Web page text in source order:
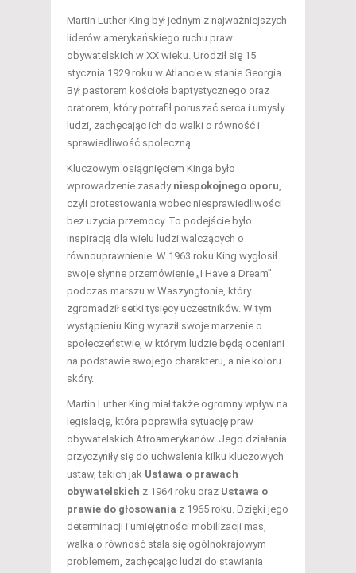
Martin Luther King był jednym z najważniejszych
liderów amerykańskiego ruchu praw
obywatelskich w XX wieku. Urodził się 15
stycznia 1929 roku w Atlancie w stanie Georgia.
Był pastorem kościoła baptystycznego oraz
oratorem, który potrafił poruszać serca i umysły
ludzi, zachęcając ich do walki o równość i
sprawiedliwość społeczną.
Kluczowym osiągnięciem Kinga było
wprowadzenie zasady niespokojnego oporu
czyli protestowania wobec niesprawiedliwości
bez użycia przemocy. To podejście było
inspiracją dla wielu ludzi walczących o
równouprawnienie. W 1963 roku King wygłosił
swoje słynne przemówienie „I Have a Dream”
podczas marszu w Waszyngtonie, który
zgromadził setki tysięcy uczestników. W tym
wystąpieniu King wyraził swoje marzenie o
społeczeństwie, w którym ludzie będą oceniani
na podstawie swojego charakteru, a nie koloru
skóry.
Martin Luther King miał także ogromny wpływ na
legislację, która poprawiła sytuację praw
obywatelskich Afroamerykanów. Jego działania
przyczyniły się do uchwalenia kilku kluczowych
ustaw, takich jak Ustawa o prawach
obywatelskich z 1964 roku oraz Ustawa o
prawie do głosowania z 1965 roku. Dzięki jego
determinacji i umiejętności mobilizacji mas,
walka o równość stała się ogólnokrajowym
problemem, zachęcając ludzi do stawiania